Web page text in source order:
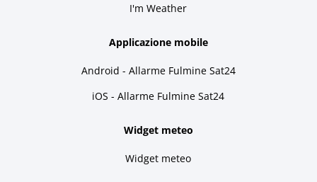
I'm Weather
Applicazione mobile
Android - Allarme Fulmine Sat24
iOS - Allarme Fulmine Sat24
Widget meteo
Widget meteo